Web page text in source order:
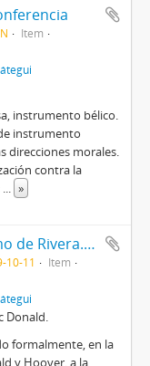
Item
instrumento bélico.
instrumento
direcciones morales.
contra la
... »
El vacío en torno a Primo de Rivera. El entendimiento Hoover-Mac Donald. Política argentina
10-11
Item
Donald.
formalmente, en la
y Hoover, a la